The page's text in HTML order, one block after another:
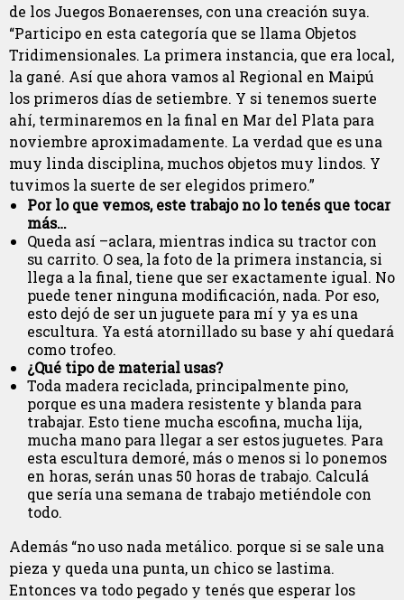
de los Juegos Bonaerenses, con una creación suya.
“Participo en esta categoría que se llama Objetos
Tridimensionales. La primera instancia, que era local,
la gané. Así que ahora vamos al Regional en Maipú
los primeros días de setiembre. Y si tenemos suerte
ahí, terminaremos en la final en Mar del Plata para
noviembre aproximadamente. La verdad que es una
muy linda disciplina, muchos objetos muy lindos. Y
tuvimos la suerte de ser elegidos primero.”
Por lo que vemos, este trabajo no lo tenés que tocar
más…
Queda así –aclara, mientras indica su tractor con
su carrito. O sea, la foto de la primera instancia, si
llega a la final, tiene que ser exactamente igual. No
puede tener ninguna modificación, nada. Por eso,
esto dejó de ser un juguete para mí y ya es una
escultura. Ya está atornillado su base y ahí quedará
como trofeo.
¿Qué tipo de material usas?
Toda madera reciclada, principalmente pino,
porque es una madera resistente y blanda para
trabajar. Esto tiene mucha escofina, mucha lija,
mucha mano para llegar a ser estos juguetes. Para
esta escultura demoré, más o menos si lo ponemos
en horas, serán unas 50 horas de trabajo. Calculá
que sería una semana de trabajo metiéndole con
todo.
Además “no uso nada metálico. porque si se sale una
pieza y queda una punta, un chico se lastima.
Entonces va todo pegado y tenés que esperar los